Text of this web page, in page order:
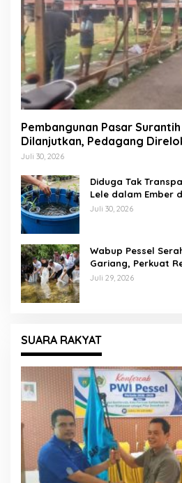
Pembangunan Pasar
Dilanjutkan, Pedagang
Lapangan Gadih Basanai
Juli 30, 2026
Diduga Tak
Lele dalam Ember
Tuai Sorotan Warga
Juli 30, 2026
Wabup Pessel
Gariang, Perkuat
demi Kelestarian
Juli 29, 2026
SUARA RAKYAT